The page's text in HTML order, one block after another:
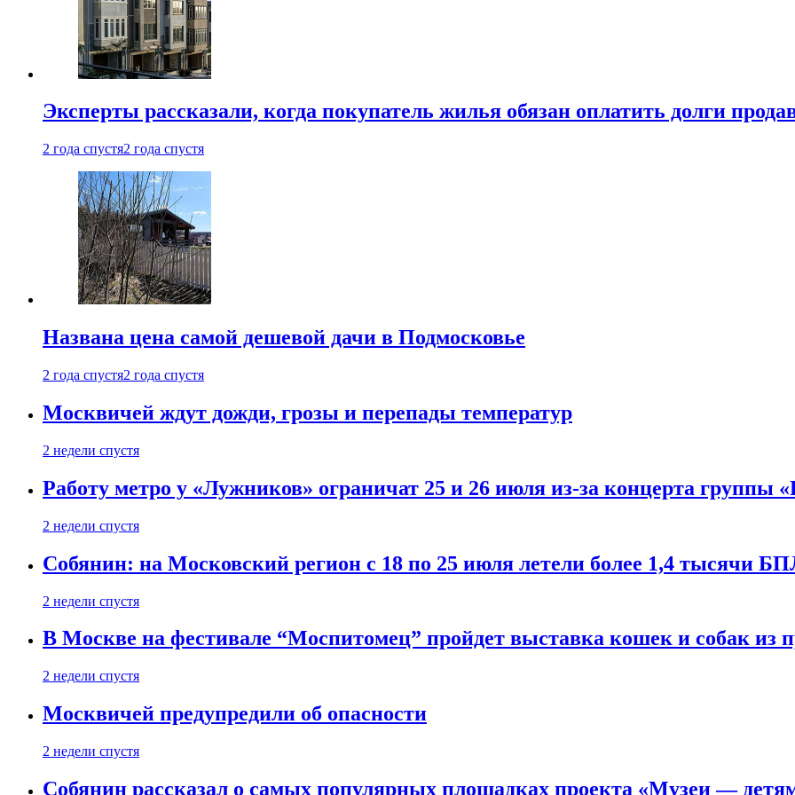
Эксперты рассказали, когда покупатель жилья обязан оплатить долги
2 года спустя2 года спустя
Названа цена самой дешевой дачи в Подмосковье
2 года спустя2 года спустя
Москвичей ждут дожди, грозы и перепады температур
2 недели спустя
Работу метро у «Лужников» ограничат 25 и 26 июля из-за концерта группы
2 недели спустя
Собянин: на Московский регион с 18 по 25 июля летели более 1,4 тысячи
2 недели спустя
В Москве на фестивале “Моспитомец” пройдет выставка кошек и собак из
2 недели спустя
Москвичей предупредили об опасности
2 недели спустя
Собянин рассказал о самых популярных площадках проекта «Музеи —